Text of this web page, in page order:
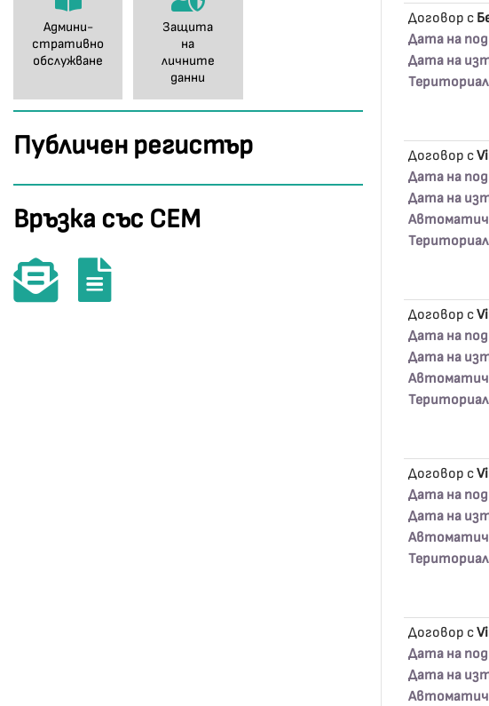
Админи-
стративно
обслужване
Защита
на
личните
данни
Публичен регистър
Връзка със СЕМ
Договор с
Дата на
Дата на
Договор с
Дата на
Дата на
Договор с
Дата на
Дата на
Договор с
Дата на
Дата на
Договор с
Дата на
Дата на